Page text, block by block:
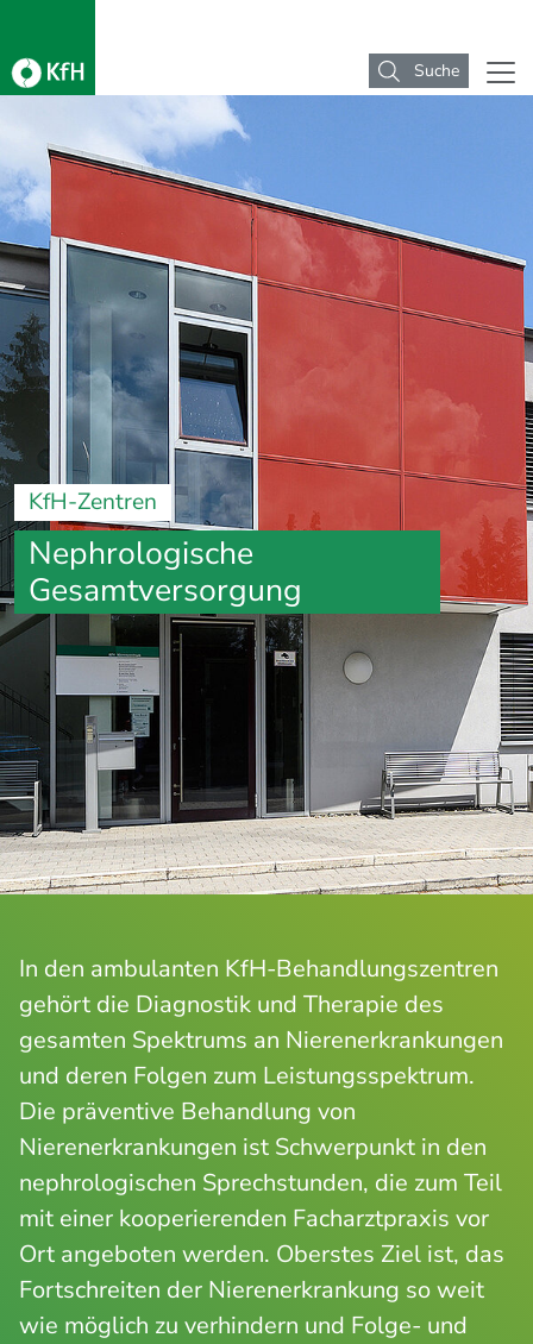
Suche
KfH-Zentren
Nephrologische
Gesamtversorgung
In den ambulanten KfH-Behandlungszentren
gehört die Diagnostik und Therapie des
gesamten Spektrums an Nierenerkrankungen
und deren Folgen zum Leistungsspektrum.
Die präventive Behandlung von
Nierenerkrankungen ist Schwerpunkt in den
nephrologischen Sprechstunden, die zum Teil
mit einer kooperierenden Facharztpraxis vor
Ort angeboten werden. Oberstes Ziel ist, das
Fortschreiten der Nierenerkrankung so weit
wie möglich zu verhindern und Folge- und